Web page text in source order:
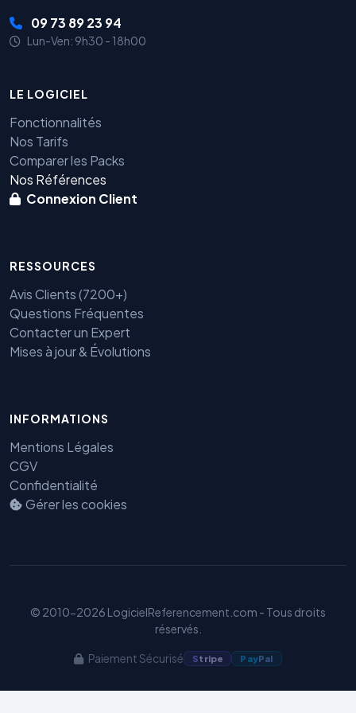
09 73 89 23 94
Lun-Ven: 9h30 - 18h00
LE LOGICIEL
Fonctionnalités
Nos Tarifs
Comparer les Packs
Nos Références
Connexion Client
RESSOURCES
Avis Clients (7200+)
Questions Fréquentes
Contacter un Expert
Mises à jour & Évolutions
INFORMATIONS
Mentions Légales
CGV
Confidentialité
Gérer les cookies
© 2010-2026 LogicielReferencement.com - Tous droits
réservés.
Paiement Sécurisé Stripe PayPal
Benjamin — Agent IA SEO &